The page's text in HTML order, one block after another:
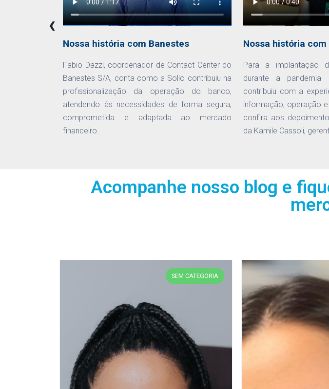
Nossa história com Banestes
Fabio Dazzi, coordenador de Contact Center do
Banestes S/A, conta como a Sollo contribuiu na
profissionalização da operação do banco,
atendendo às necessidades de forma segura,
comprometida e adaptada ao mercado
financeiro.
Nossa história com
Para a implantação
durante a
contribuiu com a
informação, operação
confira aos
da Kamile Cassoli,
‹
Acompanhe nosso blog e
ARTIGO